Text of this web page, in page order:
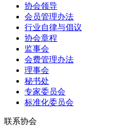
协会领导
会员管理办法
行业自律与倡议
协会章程
监事会
会费管理办法
理事会
秘书处
专家委员会
标准化委员会
联系协会